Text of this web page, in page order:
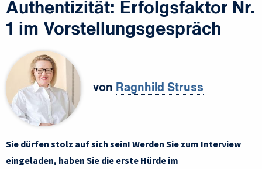
Authentizität: Erfolgsfaktor Nr.
1 im Vorstellungsgespräch
von Ragnhild Struss
Sie dürfen stolz auf sich sein! Werden Sie zum Interview
eingeladen, haben Sie die erste Hürde im